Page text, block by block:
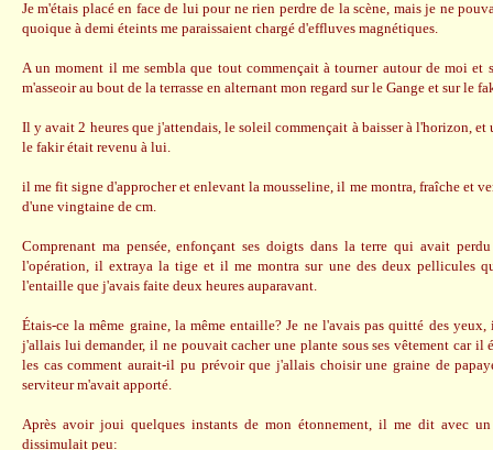
Je m'étais placé en face de lui pour ne rien perdre de la scène, mais je ne
quoique à demi éteints me paraissaient chargé d'effluves magnétiques.
A un moment il me sembla que tout commençait à tourner autour de moi et
m'asseoir au bout de la terrasse en alternant mon regard sur le Gange et sur le
Il y avait 2 heures que j'attendais, le soleil commençait à baisser à l'horizon,
le fakir était revenu à lui.
il me fit signe d'approcher et enlevant la mousseline, il me montra, fraîche et
d'une vingtaine de cm.
Comprenant ma pensée, enfonçant ses doigts dans la terre qui avait
l'opération, il extraya la tige et il me montra sur une des deux pellicules
l'entaille que j'avais faite deux heures auparavant.
Étais-ce la même graine, la même entaille? Je ne l'avais pas quitté des
j'allais lui demander, il ne pouvait cacher une plante sous ses vêtement car il
les cas comment aurait-il pu prévoir que j'allais choisir une graine de
serviteur m'avait apporté.
Après avoir joui quelques instants de mon étonnement, il me dit avec
dissimulait peu: